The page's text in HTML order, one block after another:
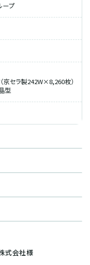
ープ
京セラ製242W×8,260枚）
型
式会社様